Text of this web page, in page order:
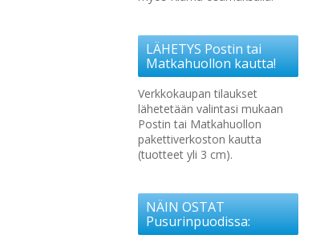
LÄHETYS Postin tai
Matkahuollon kautta!
Verkkokaupan tilaukset
lähetetään valintasi mukaan
Postin tai Matkahuollon
pakettiverkoston kautta
(tuotteet yli 3 cm).
NÄIN OSTAT
Pusurinpuodissa: